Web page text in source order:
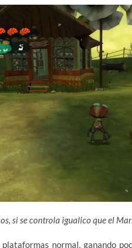
si se controla igualico que el
normal, ganando